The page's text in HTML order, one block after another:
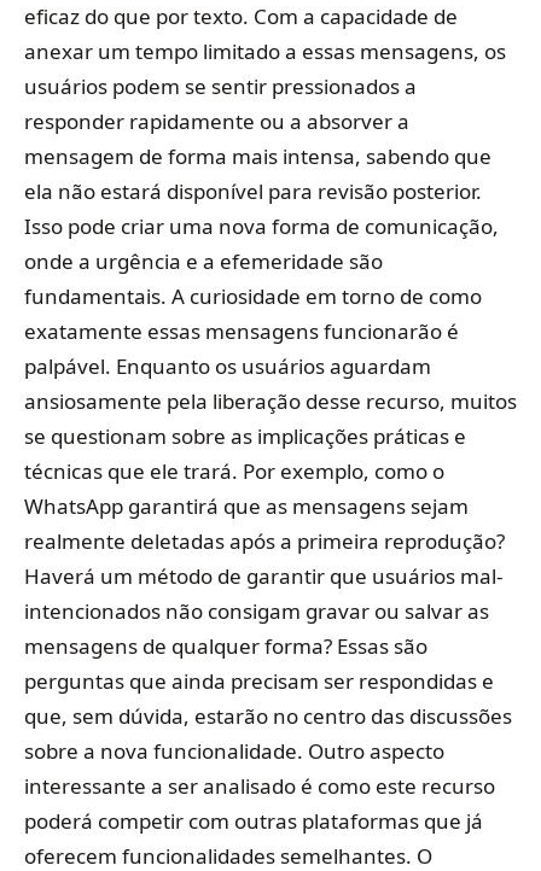
eficaz do que por texto. Com a capacidade de
anexar um tempo limitado a essas mensagens, os
usuários podem se sentir pressionados a
responder rapidamente ou a absorver a
mensagem de forma mais intensa, sabendo que
ela não estará disponível para revisão posterior.
Isso pode criar uma nova forma de comunicação,
onde a urgência e a efemeridade são
fundamentais. A curiosidade em torno de como
exatamente essas mensagens funcionarão é
palpável. Enquanto os usuários aguardam
ansiosamente pela liberação desse recurso, muitos
se questionam sobre as implicações práticas e
técnicas que ele trará. Por exemplo, como o
WhatsApp garantirá que as mensagens sejam
realmente deletadas após a primeira reprodução?
Haverá um método de garantir que usuários mal-
intencionados não consigam gravar ou salvar as
mensagens de qualquer forma? Essas são
perguntas que ainda precisam ser respondidas e
que, sem dúvida, estarão no centro das discussões
sobre a nova funcionalidade. Outro aspecto
interessante a ser analisado é como este recurso
poderá competir com outras plataformas que já
oferecem funcionalidades semelhantes. O